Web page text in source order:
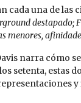
cada una de las
destapado;
menores,
narra cómo
setenta, estas